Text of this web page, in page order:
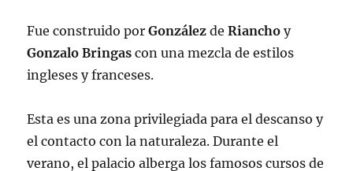
Fue construido porGonzález deRiancho y
Gonzalo Bringas con una mezcla de estilos
ingleses y franceses.
Esta es una zona privilegiada para el descanso y
el contacto con la naturaleza. Durante el
verano, el palacio alberga los famosos cursos de